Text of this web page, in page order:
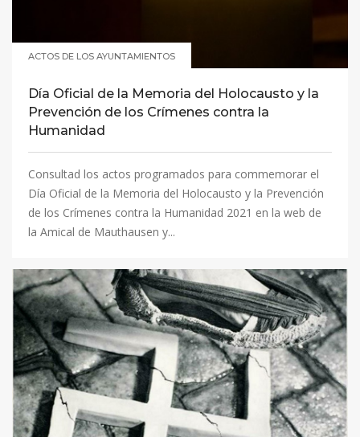
ACTOS DE LOS AYUNTAMIENTOS
Día Oficial de la Memoria del Holocausto y la
Prevención de los Crímenes contra la
Humanidad
Consultad los actos programados para commemorar el
Día Oficial de la Memoria del Holocausto y la Prevención
de los Crímenes contra la Humanidad 2021 en la web de
la Amical de Mauthausen y...